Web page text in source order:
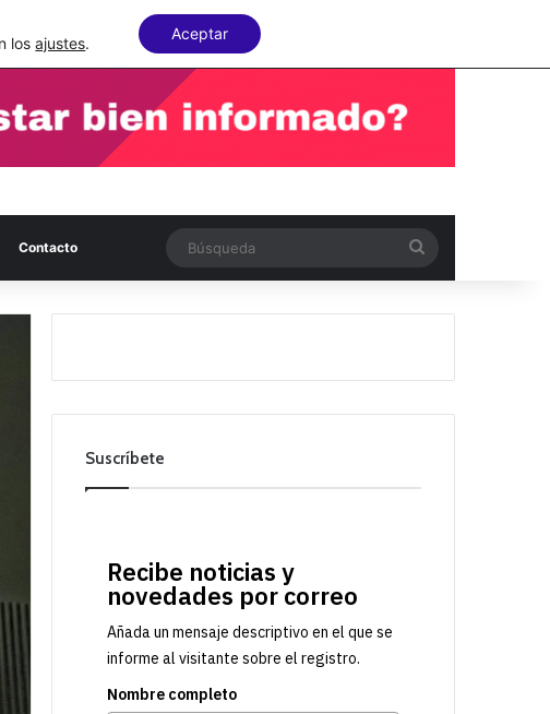
Contacto
Suscríbete
Recibe noticias y
novedades por correo
Añada un mensaje descriptivo en el que se
informe al visitante sobre el registro.
Nombre completo
losajustes.
Aceptar